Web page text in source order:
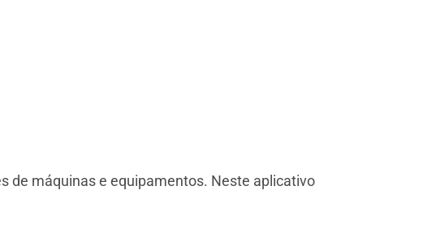
de máquinas e equipamentos. Neste aplicativo